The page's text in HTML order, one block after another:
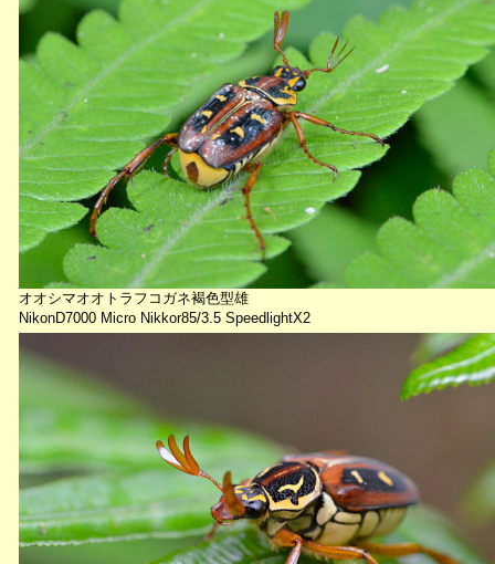
オオシマオオトラフコガネ褐色型雄
NikonD7000 Micro Nikkor85/3.5 SpeedlightX2